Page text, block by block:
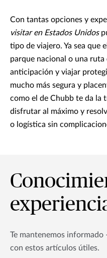
Con tantas opciones y
visitar en Estados Unidos
tipo de viajero. Ya sea que
parque nacional o una
anticipación y viajar
mucho más segura y
como el de Chubb te da la
disfrutar al máximo y
o logística sin
Te mantenemos
con estos artículos útiles.